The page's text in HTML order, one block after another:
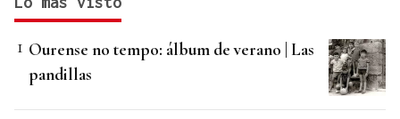
Ourense no tempo: álbum de verano | Las
pandillas